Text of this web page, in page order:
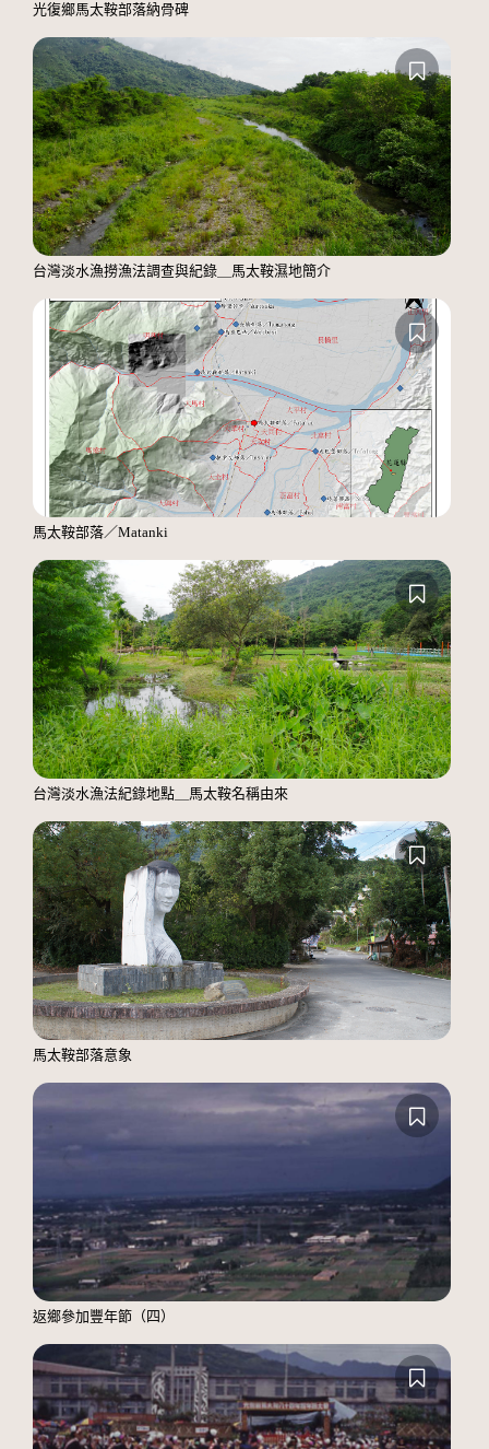
光復鄉馬太鞍部落納骨碑
台灣淡水漁撈漁法調查與紀錄＿馬太鞍濕地簡介
馬太鞍部落／Matanki
台灣淡水漁法紀錄地點＿馬太鞍名稱由來
馬太鞍部落意象
返鄉參加豐年節（四）